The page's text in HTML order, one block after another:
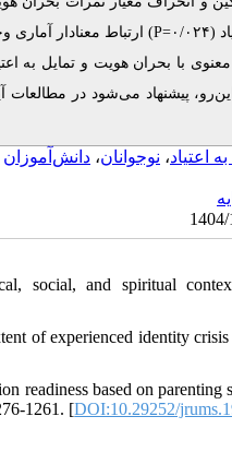
P) ارتباط معنادار
با بحران هویت و تمایل به
پیشنهاد می‌شود در
اعتیاد، نوجوانان، دانش‌آموزان
social, and spiritual
of experienced identity
readiness based on
1261. [DOI:10.29252/